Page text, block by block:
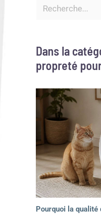
Dans la
propreté
Pourquoi la